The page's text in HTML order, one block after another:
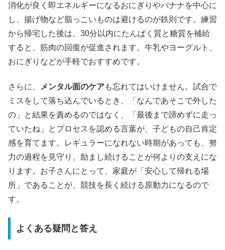
消化が良く即エネルギーになるおにぎりやバナナを中心に
し、揚げ物など脂っこいものは避けるのが鉄則です。練習
から帰宅した後は、30分以内にたんぱく質と糖質を補給
すると、筋肉の回復が促進されます。牛乳やヨーグルト、
おにぎりなどが手軽でおすすめです。
さらに、 メンタル面のケアも忘れてはいけません。試合で
ミスをして落ち込んでいるとき、「なんであそこで外した
の」と結果を責めるのではなく、「最後まで諦めずに走っ
ていたね」とプロセスを認める言葉が、子どもの自己肯定
感を育てます。レギュラーになれない時期があっても、努
力の過程を見守り、励まし続けることが何よりの支えにな
ります。お子さんにとって、家庭が「安心して帰れる場
所」であることが、競技を長く続ける原動力になるので
す。
よくある疑問と答え